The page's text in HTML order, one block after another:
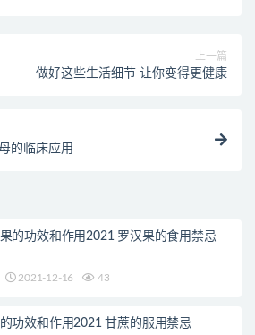
上一篇
做好这些生活细节 让你变得更健康
的临床应用
的功效和作用2021 罗汉果的食用禁忌
2021-12-16 43
功效和作用2021 甘蔗的服用禁忌